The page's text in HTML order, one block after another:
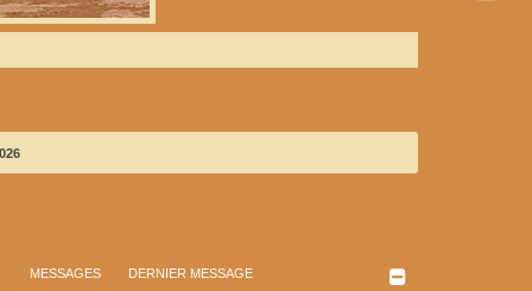
MESSAGES DERNIER MESSAGE